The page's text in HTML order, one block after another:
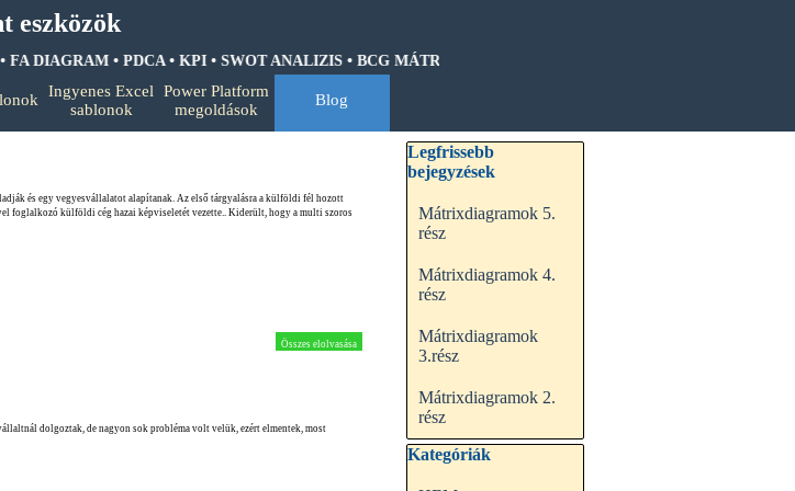
eszközök
DIAGRAM • PDCA • KPI • SWOT ANALIZIS • BCG MÁTRIX • HOSHIN KANRI • QFD • CASH-FLOW • GANTT
▼
Ingyenes Excel
sablonok
▼
Power Platform
megoldások
▼
Blog
és egy vegyesvállalatot alapítanak. Az első tárgyalásra a külföldi fél hozott
foglalkozó külföldi cég hazai képviseletét vezette.. Kiderült, hogy a multi szoros
Összes elolvasása
dolgoztak, de nagyon sok probléma volt velük, ezért elmentek, most
Kihagy blokk Legfrissebb bejegyzések
Legfrissebb
bejegyzések
Mátrixdiagramok 5.
rész
Mátrixdiagramok 4.
rész
Mátrixdiagramok
3.rész
Mátrixdiagramok 2.
rész
Kihagy blokk Kategóriák
Kategóriák